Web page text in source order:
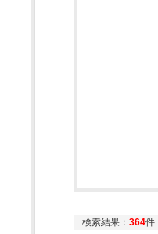
検索結果： 364件